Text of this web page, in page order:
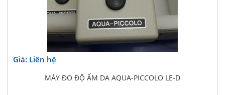
Giá: Liên hệ
MÁY ĐO ĐỘ ẨM DA AQUA-PICCOLO LE-D